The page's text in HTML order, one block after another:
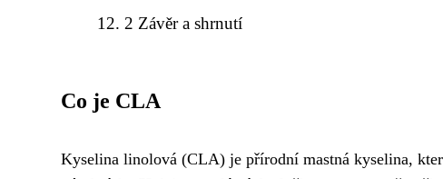
2 Závěr a shrnutí
Co je CLA
Kyselina linolová (CLA) je přírodní mastná kyselina,